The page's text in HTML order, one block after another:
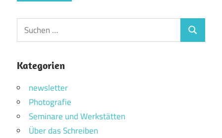
Suchen
nach:
Suchen
Kategorien
newsletter
Photografie
Seminare und Werkstätten
Über das Schreiben